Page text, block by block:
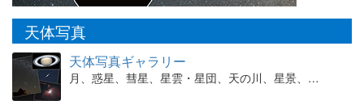
天体写真
天体写真ギャラリー
月、惑星、彗星、星雲・星団、天の川、星景、…